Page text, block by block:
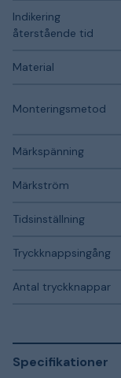
Indikering
återstående tid
Material
Monteringsmetod
Märkspänning
Märkström
Tidsinställning
Tryckknappsingång
Antal tryckknappar
Specifikationer